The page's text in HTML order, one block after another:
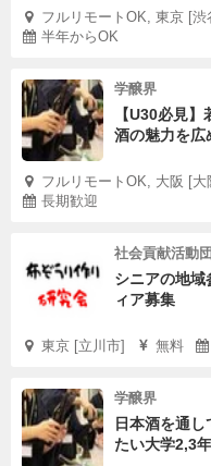
フルリモートOK, 東京 [
半年からOK
学醸界
【U30必見
酒の魅力を広
フルリモートOK, 大阪 [
長期歓迎
社会貢献活動
シニアの地
ィア募集
東京 [立川市] 無料
学醸界
日本酒を通
たい大学2,3